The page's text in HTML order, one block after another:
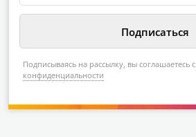
Подписываясь на рассылку, вы соглашаетесь с
конфиденциальности